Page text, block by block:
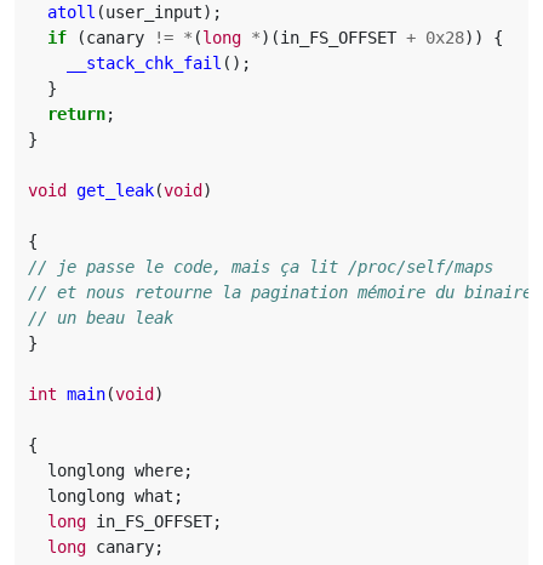
atoll (user_input);
if
(canary != * (long *)(in_FS_OFFSET + 0x28))
{
__stack_chk_fail ();
}
return;
}
void get_leak(void )
{
}
int main(void )
{
longlong where;
longlong what ;
long in_FS_OFFSET;
long canary;